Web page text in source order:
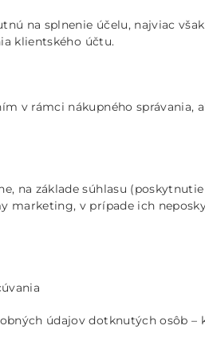
na splnenie účelu, najviac
klientského účtu.
v rámci nákupného
na základe súhlasu
marketing, v prípade ich
údajov dotknutých osôb –